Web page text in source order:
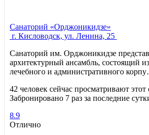
Санаторий «Орджоникидзе»
г. Кисловодск, ул. Ленина, 25
Санаторий им. Орджоникидзе
архитектурный ансамбль, состоящий
лечебного и административного
42 человек сейчас просматривают этот
Забронировано 7 раз за последние
8.9
Отлично